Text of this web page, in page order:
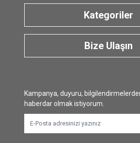
Kategoriler
Bize Ulaşın
Kampanya, duyuru,
haberdar olmak istiyorum.